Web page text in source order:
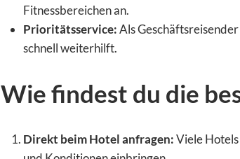
Fitnessbereichen an.
Prioritätsservice:Als
schnell weiterhilft.
Wie findest du die
Direkt beim Hotel anfragen:Viele